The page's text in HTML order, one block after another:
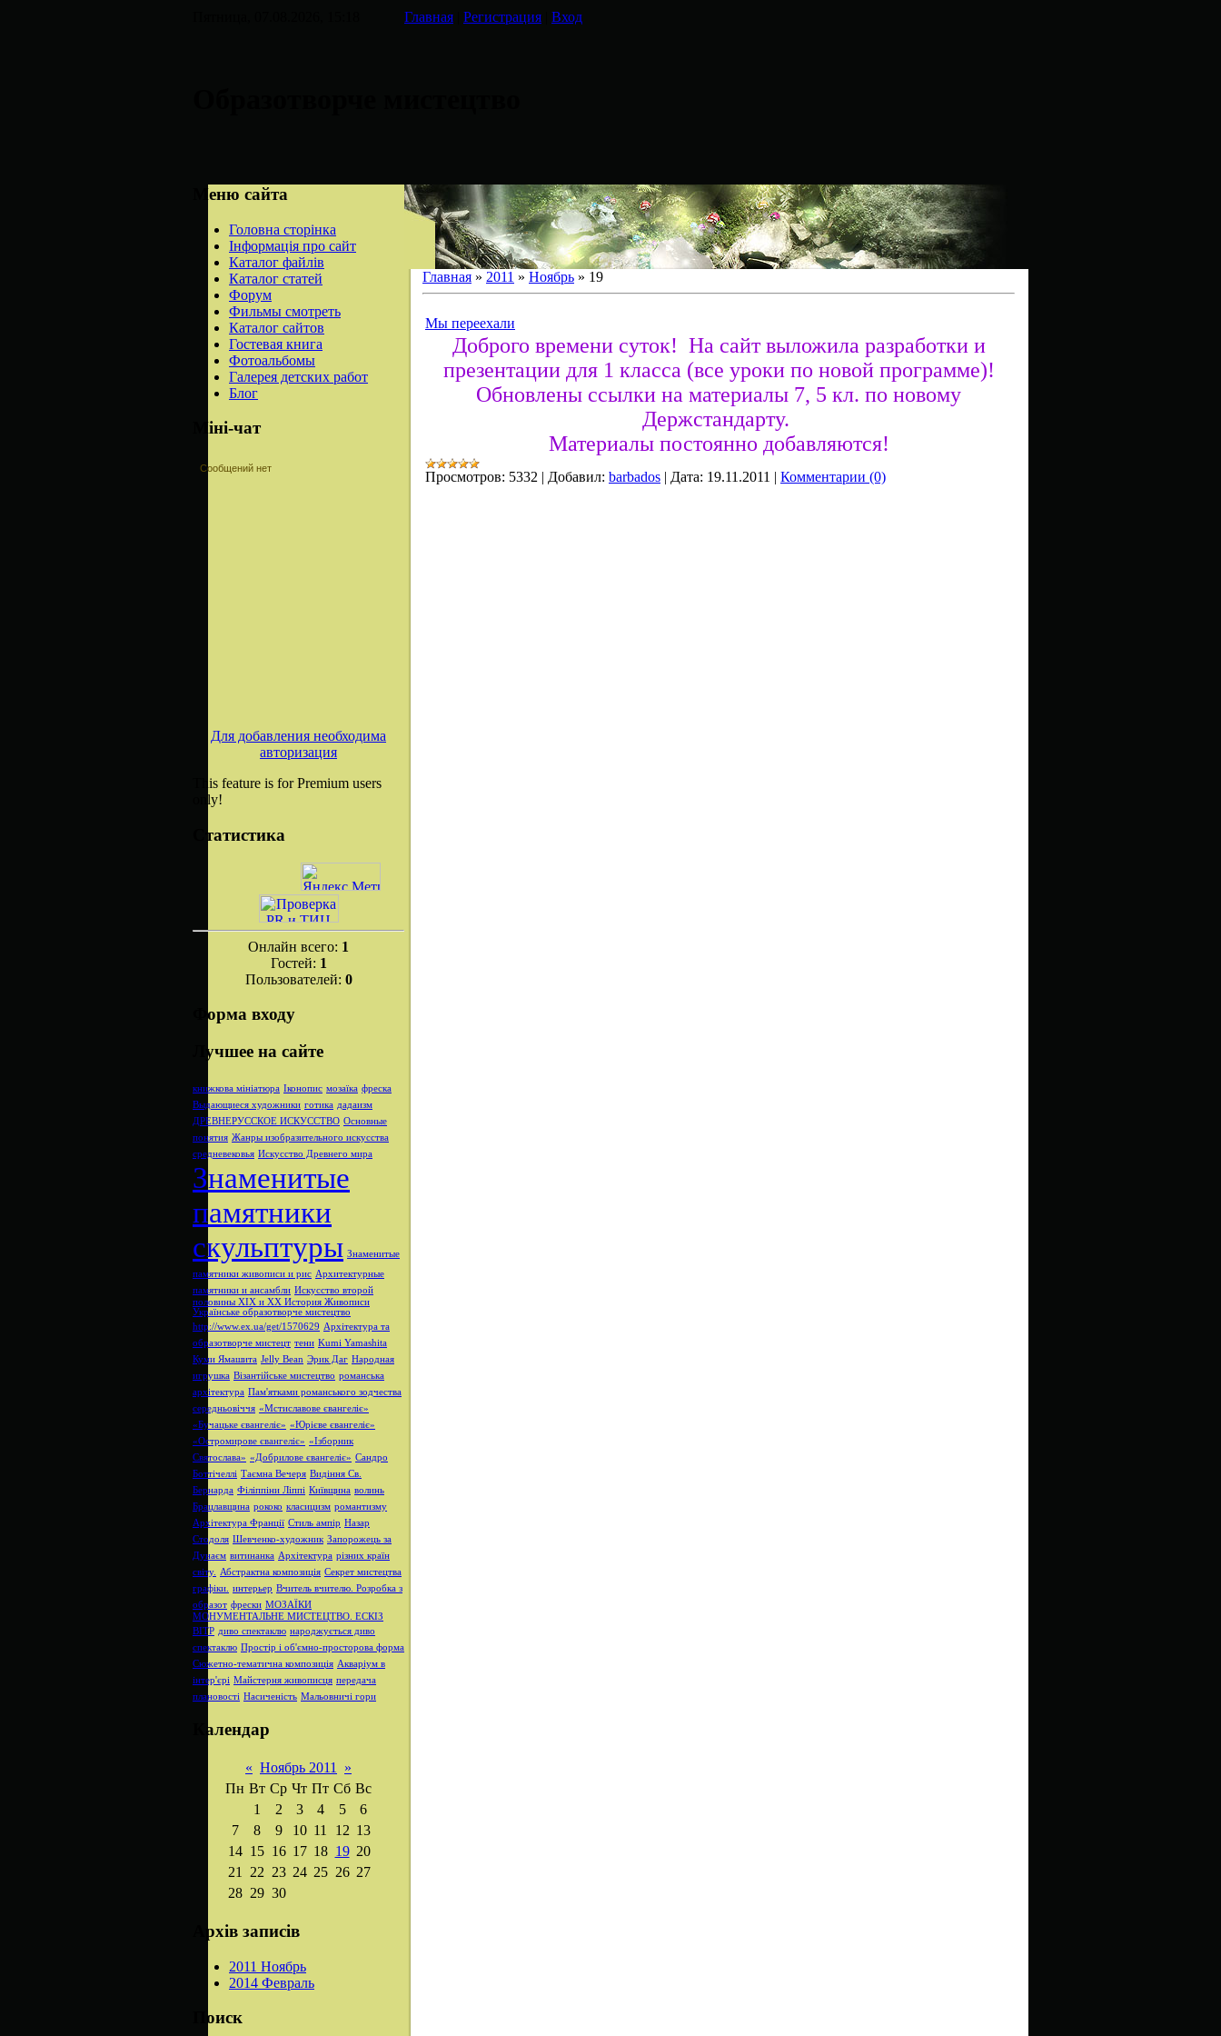
Главная Регистрация Вход
Меню сайта
Головна сторінка
Інформація про сайт
Каталог файлів
Каталог статей
Форум
Фильмы смотреть
Каталог сайтов
Гостевая книга
Фотоальбомы
Галерея детских работ
Блог
Міні-чат
Для добавления необходима
авторизация
This feature is for Premium users
only!
Статистика
Онлайн всего: 1
Гостей: 1
Пользователей: 0
Форма входу
Лучшее на сайте
книжкова мініатюра Іконопис мозаїка фреска
Выдающиеся художники готика дадаизм
ДРЕВНЕРУССКОЕ ИСКУССТВО Основные
понятия Жанры изобразительного искусства
средневековья Искусство Древнего мира
Знаменитые
памятники
скульптуры Знаменитые
памятники живописи и рис Архитектурные
памятники и ансамбли Искусство второй
половины XIX и XX История Живописи
Українське образотворче мистецтво
http://www.ex.ua/get/1570629 Архітектура та
образотворче мистецт тени Kumi Yamashita
Куми Ямашита Jelly Bean Эрик Даг Народная
игрушка Візантійське мистецтво романська
архітектура Пам'ятками романського зодчества
середньовіччя «Мстиславове євангеліє»
«Бучацьке євангеліє» «Юрієве євангеліє»
«Остромирове євангеліє» «Ізборник
Святослава» «Добрилове євангеліє» Сандро
Боттічеллі Таємна Вечеря Видіння Св.
Бернарда Філіппіни Ліппі Київщина волинь
Брацлавщина рококо класицизм романтизму
Архітектура Франції Стиль ампір Назар
Стодоля Шевченко-художник Запорожець за
Дунаєм витинанка Архітектура різних країн
світу.
Абстрактна композиція Секрет мистецтва
графіки.
интерьер Вчитель вчителю. Розробка з
образот фрески МОЗАЇКИ
МОНУМЕНТАЛЬНЕ МИСТЕЦТВО. ЕСКІЗ
ВІТР диво спектаклю народжується диво
спектаклю Простір і об'ємно-просторова форма
Сюжетно-тематична композиція Акваріум в
інтер'єрі Майстерня живописця передача
плановості Насиченість Мальовничі гори
Календар
« Ноябрь 2011
»
Пн Вт Ср Чт Пт Сб Вс
1
2 3 4 5
6
7
8 9 10 11 12 13
14 15 16 17 18 19 20
21
22 23 24 25 26 27
28 29 30
Архів записів
2011 Ноябрь
2014 Февраль
Поиск
Главная » 2011 » Ноябрь » 19
Мы переехали
Доброго времени суток! На сайт выложила разработки и
презентации для 1 класса (все уроки по новой программе)!
Обновлены ссылки на материалы 7, 5 кл. по новому
Держстандарту.
Материалы постоянно добавляются!
Просмотров: 5332 | Добавил: barbados | Дата: 19.11.2011 | Комментарии (0)